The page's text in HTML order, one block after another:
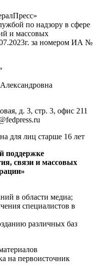
по надзору в сфере
и массовых
за номером ИА №
д. 3, стр. 3, офис 211
для лиц старше 16 лет
поддержке
связи и массовых
в области медиа;
специалистов в
различных баз
на первоисточник